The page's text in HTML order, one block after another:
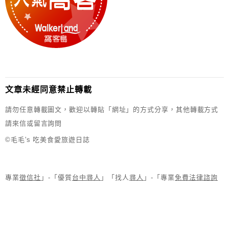
文章未經同意禁止轉載
請勿任意轉載圖文，歡迎以轉貼「網址」的方式分享，其他轉載方式
請來信或留言詢問
©毛毛's 吃美食愛旅遊日誌
專業徵信社 」-「優質台中尋人 」「找人尋人 」-「專業免費法律諮詢